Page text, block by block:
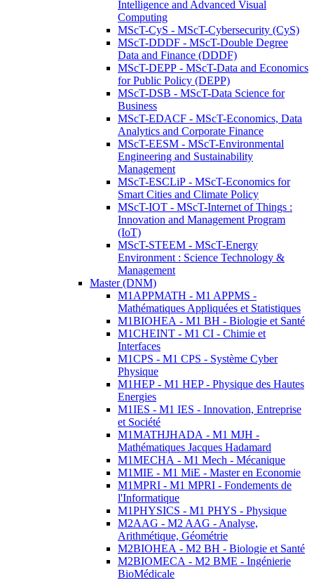
Intelligence and Advanced Visual
Computing
MScT-CyS - MScT-Cybersecurity (CyS)
MScT-DDDF - MScT-Double Degree
Data and Finance (DDDF)
MScT-DEPP - MScT-Data and Economics
for Public Policy (DEPP)
MScT-DSB - MScT-Data Science for
Business
MScT-EDACF - MScT-Economics, Data
Analytics and Corporate Finance
MScT-EESM - MScT-Environmental
Engineering and Sustainability
Management
MScT-ESCLiP - MScT-Economics for
Smart Cities and Climate Policy
MScT-IOT - MScT-Internet of Things :
Innovation and Management Program
(IoT)
MScT-STEEM - MScT-Energy
Environment : Science Technology &
Management
Master (DNM)
M1APPMATH - M1 APPMS -
Mathématiques Appliquées et Statistiques
M1BIOHEA - M1 BH - Biologie et Santé
M1CHEINT - M1 CI - Chimie et
Interfaces
M1CPS - M1 CPS - Système Cyber
Physique
M1HEP - M1 HEP - Physique des Hautes
Energies
M1IES - M1 IES - Innovation, Entreprise
et Société
M1MATHJHADA - M1 MJH -
Mathématiques Jacques Hadamard
M1MECHA - M1 Mech - Mécanique
M1MIE - M1 MiE - Master en Economie
M1MPRI - M1 MPRI - Fondements de
l'Informatique
M1PHYSICS - M1 PHYS - Physique
M2AAG - M2 AAG - Analyse,
Arithmétique, Géométrie
M2BIOHEA - M2 BH - Biologie et Santé
M2BIOMECA - M2 BME - Ingénierie
BioMédicale